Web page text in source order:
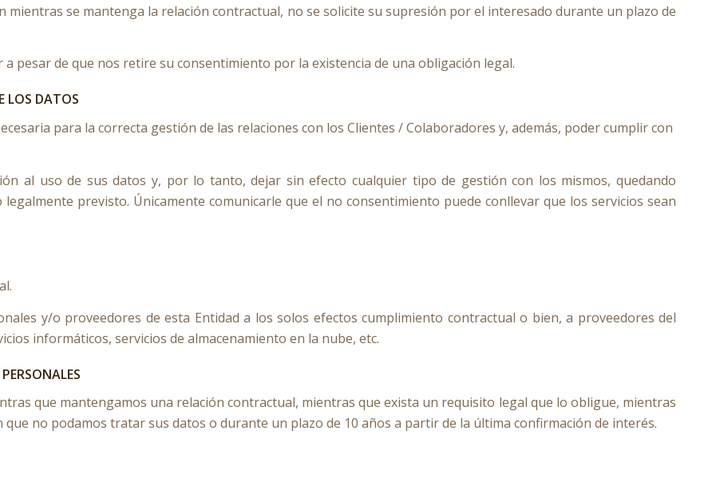
se mantenga la relación contractual, no se solicite su supresión por el interesado durante un plazo de
pesar de que nos retire su consentimiento por la existencia de una obligación legal.
LOS DATOS
para la correcta gestión de las relaciones con los Clientes / Colaboradores y, además, poder cumplir con
al uso de sus datos y, por lo tanto, dejar sin efecto cualquier tipo de gestión con los mismos, quedando
previsto. Únicamente comunicarle que el no consentimiento puede conllevar que los servicios sean
y/o proveedores de esta Entidad a los solos efectos cumplimiento contractual o bien, a proveedores del
informáticos, servicios de almacenamiento en la nube, etc.
que mantengamos una relación contractual, mientras que exista un requisito legal que lo obligue, mientras
no podamos tratar sus datos o durante un plazo de 10 años a partir de la última confirmación de interés.